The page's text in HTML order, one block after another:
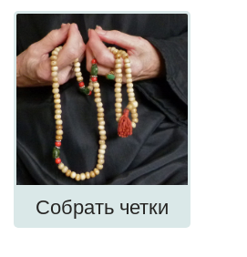
Собрать четки